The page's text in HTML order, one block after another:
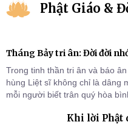
Phật Giáo &
Tháng Bảy tri ân: Đời đời
Trong tinh thần tri ân và báo
hùng Liệt sĩ không chỉ là dâng
mỗi người biết trân quý hòa
Khi lời Phật